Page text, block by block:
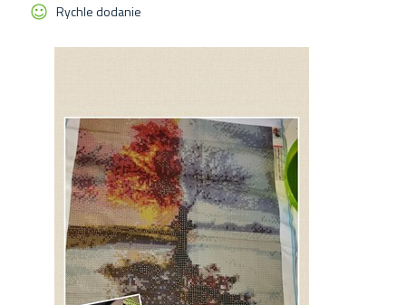
Rychle dodanie